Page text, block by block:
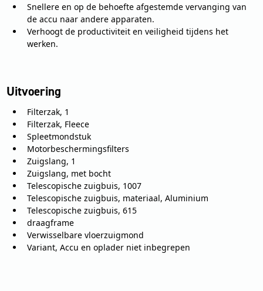
Snellere en op de behoefte afgestemde vervanging van
de accu naar andere apparaten.
Verhoogt de productiviteit en veiligheid tijdens het
werken.
Uitvoering
Filterzak, 1
Filterzak, Fleece
Spleetmondstuk
Motorbeschermingsfilters
Zuigslang, 1
Zuigslang, met bocht
Telescopische zuigbuis, 1007
Telescopische zuigbuis, materiaal, Aluminium
Telescopische zuigbuis, 615
draagframe
Verwisselbare vloerzuigmond
Variant, Accu en oplader niet inbegrepen